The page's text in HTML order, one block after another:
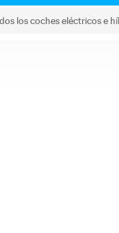
los coches eléctricos e